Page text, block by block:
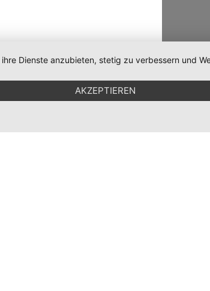
Dienste anzubieten, stetig zu verbessern und
AKZEPTIEREN